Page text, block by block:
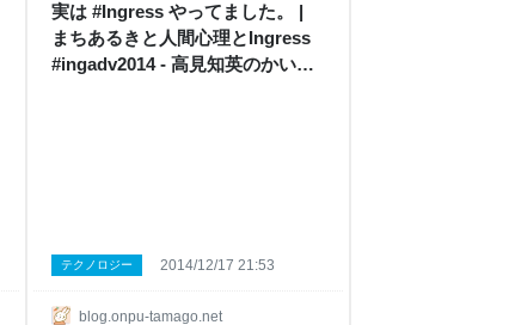
実は #Ingress やってました。 |
まちあるきと人間心理とIngress
#ingadv2014 - 高見知英のかいは
blog.onpu-tamago.net
テクノロジー 2014/12/17 21:53